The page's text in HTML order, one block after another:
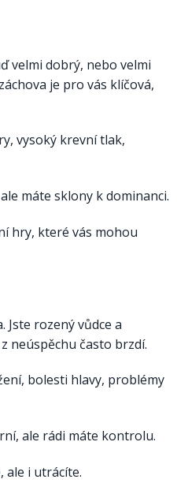
velmi dobrý, nebo velmi
je pro vás klíčová,
vysoký krevní tlak,
máte sklony k dominanci.
hry, které vás mohou
Jste rozený vůdce a
neúspěchu často brzdí.
bolesti hlavy, problémy
ale rádi máte kontrolu.
ale i utrácíte.